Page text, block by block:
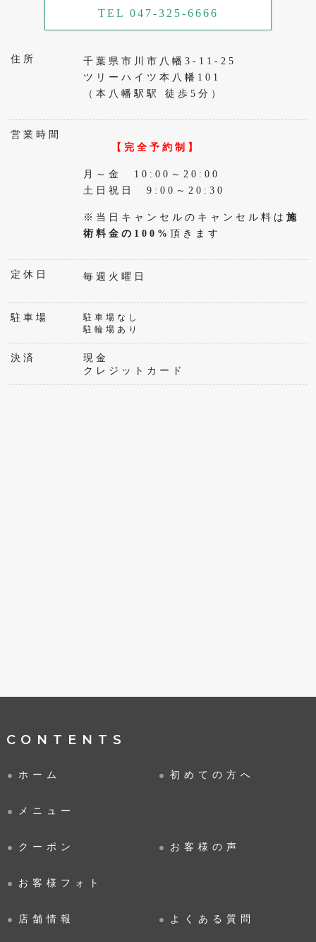
TEL 047-325-6666
住所
千葉県市川市八幡3-11-25
ツリーハイツ本八幡101
（本八幡駅駅 徒歩5分）
営業時間
【完全予約制】
月～金 10:00～20:00
土日祝日 9:00～20:30
※当日キャンセルのキャンセル料は施
術料金の100%頂きます
定休日 毎週火曜日
駐車場
駐車場なし
駐輪場あり
決済
現金
クレジットカード
CONTENTS
ホーム 初めての方へ
メニュー
クーポン お客様の声
お客様フォト
店舗情報 よくある質問